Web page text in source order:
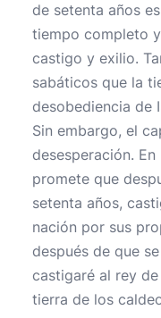
de setenta años
tiempo completo
castigo y exilio.
sabáticos que la
desobediencia de
Sin embargo, el
desesperación.
promete que
setenta años,
nación por sus
después de que
castigaré al rey
tierra de los